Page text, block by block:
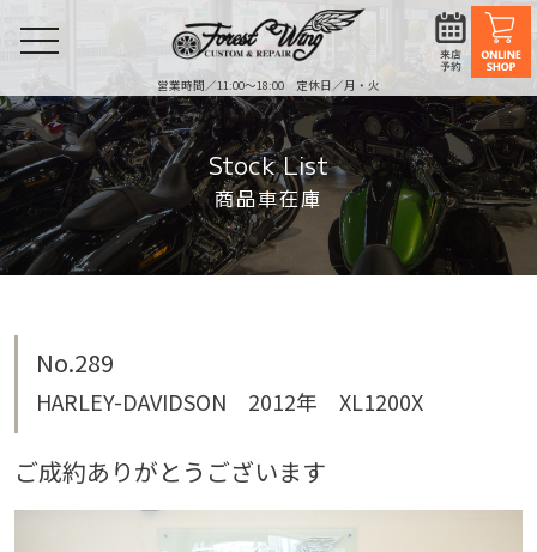
営業時間／11:00〜18:00 定休日／月・火
toggle
navigation
Stock List
商品車在庫
No.289
HARLEY-DAVIDSON 2012年 XL1200X
ご成約ありがとうございます